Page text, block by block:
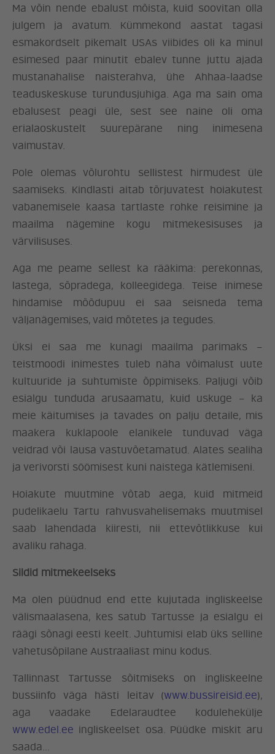
Ma võin nende ebalust mõista, kuid soovitan olla
julgem ja avatum. Kümmekond aastat tagasi
esmakordselt pikemalt USAs viibides oli ka minul
esimesed paar minutit ebalev tunne juttu ajada
mustanahalise naisterahva, ühe Ahhaa-laadse
teaduskeskuse turundusjuhiga. Aga ma sain oma
ebalusest peagi üle, sest see naine oli oma
erialaoskustelt suurepärane ning inimesena
vaimustav.
Pole olemas võlurohtu sellistest hirmudest üle
saamiseks. Kindlasti aitab tõrjuvatest hoiakutest
vabanemisele kaasa tartlaste rohke reisimine ja
maailma nägemine kogu mitmekesisuses ja
värvilisuses.
Aga me peame sellest ka rääkima: perekonnas,
lastega, sõpradega, kolleegidega. Teise inimese
hindamise mõõdupuu ei saa seisneda tema
väljanägemises, vaid mõtetes ja tegudes.
Üksi ei saa me kunagi maailma parimaks –
teistmoodi inimestes tuleb näha võimalust uute
kultuuride ja suhtumiste õppimiseks. Paljugi võib
esialgu tunduda arusaamatu, kuid uskuge – ka
meie käitumises ja tavades on palju detaile, mis
maakera kuklapoole elanikele tunduvad väga
veidrad või lausa vastuvõetamatud. Alates sealiha
ja verivorsti söömisest kuni naistega kätlemiseni.
Hoiakute muutmine võtab aega, kuid mitmeid
pudelikaelu Tartu rahvusvahelisemaks muutmisel
saab lahendada kiiresti, nii ettevõtlikkuse kui
avaliku rahaga.
Sildid mitmekeelseks
Ma olen püüdnud end ette kujutada ingliskeelse
välismaalasena, kes satub Tartusse ja esialgu ei
räägi sõnagi eesti keelt. Juhtumisi elab üks selline
vahetusõpilane Austraaliast minu kodus.
Tallinnast Tartusse sõitmiseks on ingliskeelne
bussiinfo väga hästi leitav (www.bussireisid.ee),
aga vaadake Edelaraudtee kodulehekülje
www.edel.ee ingliskeelset osa. Püüdke miskit aru
saada…